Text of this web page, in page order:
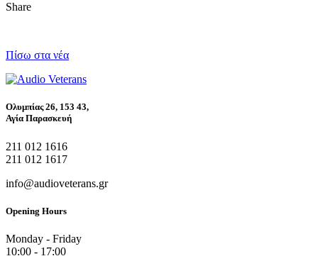
Share
Πίσω στα νέα
Ολυμπίας 26, 153 43,
Αγία Παρασκευή
211 012 1616
211 012 1617
info@audioveterans.gr
Opening Hours
Monday - Friday
10:00 - 17:00